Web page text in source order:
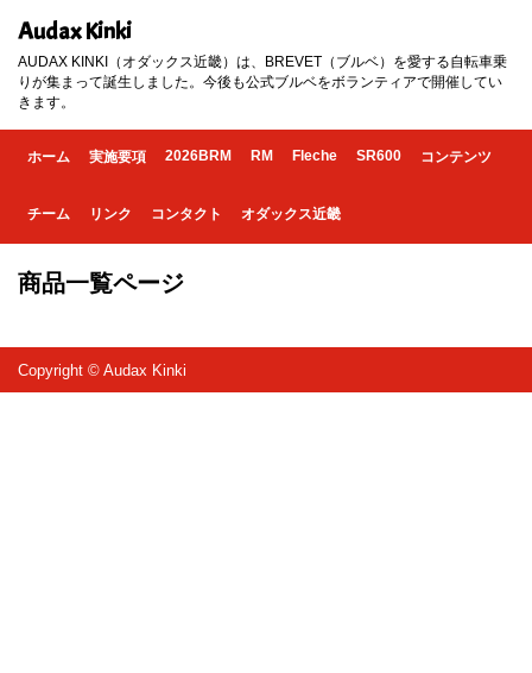
Audax Kinki
AUDAX KINKI（オダックス近畿）は、BREVET（ブルベ）を愛する自転車乗
りが集まって誕生しました。今後も公式ブルベをボランティアで開催してい
きます。
ホーム 実施要項 2026BRM RM Fleche SR600 コンテンツ
チーム リンク コンタクト オダックス近畿
商品一覧ページ
Copyright © Audax Kinki